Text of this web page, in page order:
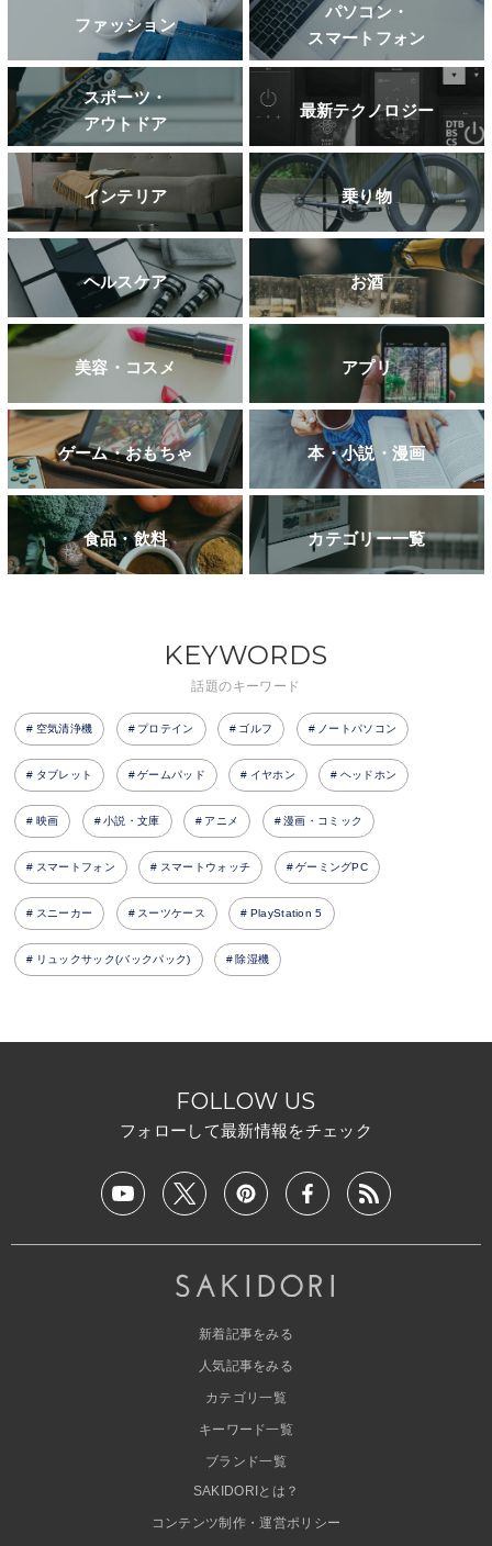
ファッション
パソコン・
スマートフォン
スポーツ・
アウトドア
最新テクノロジー
インテリア 乗り物
ヘルスケア お酒
美容・コスメ アプリ
ゲーム・おもちゃ 本・小説・漫画
食品・飲料 カテゴリー一覧
KEYWORDS
話題のキーワード
空気清浄機 プロテイン ゴルフ ノートパソコン
タブレット ゲームパッド イヤホン ヘッドホン
映画 小説・文庫 アニメ 漫画・コミック
スマートフォン スマートウォッチ ゲーミングPC
スニーカー スーツケース PlayStation 5
リュックサック(バックパック) 除湿機
FOLLOW US
フォローして最新情報をチェック
新着記事をみる
人気記事をみる
カテゴリ一覧
キーワード一覧
ブランド一覧
SAKIDORIとは？
コンテンツ制作・運営ポリシー